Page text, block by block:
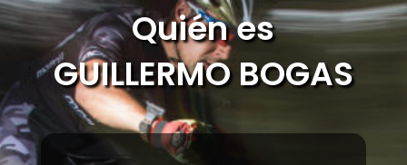
Quién es
GUILLERMO BOGAS